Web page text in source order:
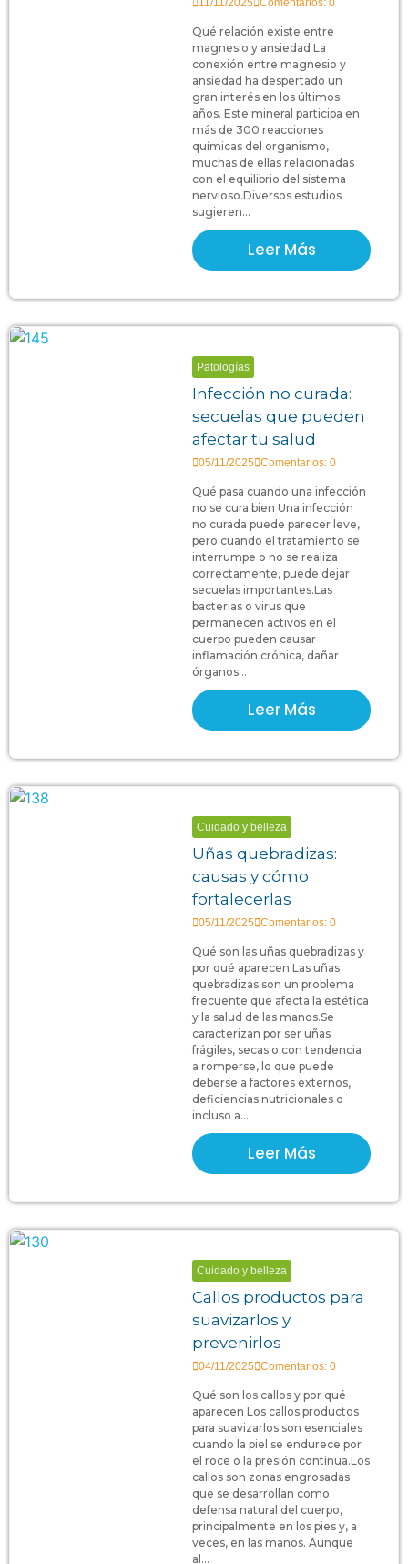
11/11/2025 Comentarios: 0
Qué relación existe entre
magnesio y ansiedad La
conexión entre magnesio y
ansiedad ha despertado un
gran interés en los últimos
años. Este mineral participa en
más de 300 reacciones
químicas del organismo,
muchas de ellas relacionadas
con el equilibrio del sistema
nervioso.Diversos estudios
sugieren...
Leer Más
Patologías
Infección no curada:
secuelas que pueden
afectar tu salud
05/11/2025 Comentarios: 0
Qué pasa cuando una infección
no se cura bien Una infección
no curada puede parecer leve,
pero cuando el tratamiento se
interrumpe o no se realiza
correctamente, puede dejar
secuelas importantes.Las
bacterias o virus que
permanecen activos en el
cuerpo pueden causar
inflamación crónica, dañar
órganos...
Leer Más
Cuidado y belleza
Uñas quebradizas:
causas y cómo
fortalecerlas
05/11/2025 Comentarios: 0
Qué son las uñas quebradizas y
por qué aparecen Las uñas
quebradizas son un problema
frecuente que afecta la estética
y la salud de las manos.Se
caracterizan por ser uñas
frágiles, secas o con tendencia
a romperse, lo que puede
deberse a factores externos,
deficiencias nutricionales o
incluso a...
Leer Más
Cuidado y belleza
Callos productos para
suavizarlos y
prevenirlos
04/11/2025 Comentarios: 0
Qué son los callos y por qué
aparecen Los callos productos
para suavizarlos son esenciales
cuando la piel se endurece por
el roce o la presión continua.Los
callos son zonas engrosadas
que se desarrollan como
defensa natural del cuerpo,
principalmente en los pies y, a
veces, en las manos. Aunque
al...